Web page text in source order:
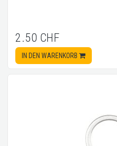
2.50 CHF
IN DEN WARENKORB